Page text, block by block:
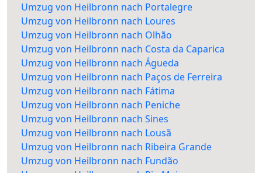
Umzug von Heilbronn nach Portalegre
Umzug von Heilbronn nach Loures
Umzug von Heilbronn nach Olhão
Umzug von Heilbronn nach Costa da Caparica
Umzug von Heilbronn nach Águeda
Umzug von Heilbronn nach Paços de Ferreira
Umzug von Heilbronn nach Fátima
Umzug von Heilbronn nach Peniche
Umzug von Heilbronn nach Sines
Umzug von Heilbronn nach Lousã
Umzug von Heilbronn nach Ribeira Grande
Umzug von Heilbronn nach Fundão